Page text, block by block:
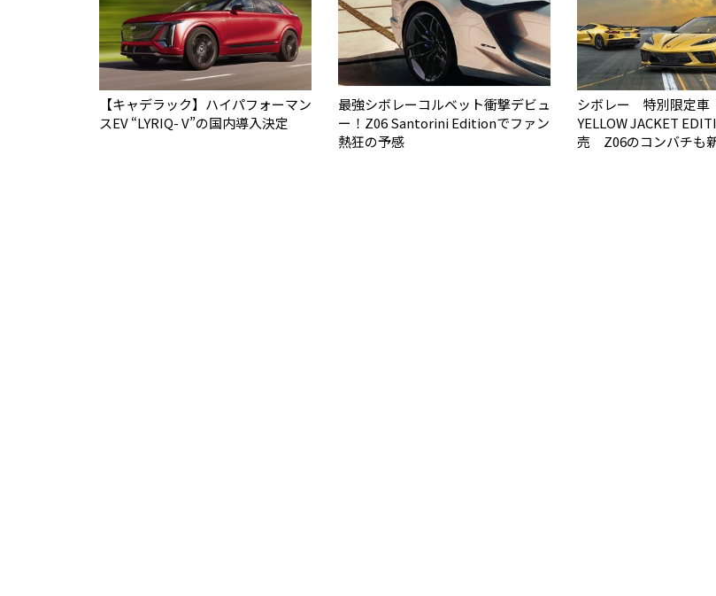
【キャデラック】ハイパフォーマン
スEV “LYRIQ- V”の国内導入決定
最強シボレーコルベット衝撃デビュ
ー！Z06 Santorini Editionでファン
熱狂の予感
シボレー 特別限定車
YELLOW JACKET
売 Z06のコンバチも